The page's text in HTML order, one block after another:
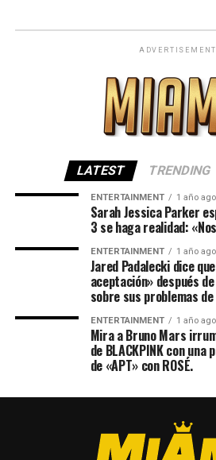
ADVERTISEMENT
LATEST TRENDING
ENTERTAINMENT 1 año ago
Sarah Jessica Parker
3 se haga realidad:
ENTERTAINMENT 1 año ago
Jared Padalecki dice
aceptación» después
sobre sus problemas
ENTERTAINMENT 1 año ago
Mira a Bruno Mars
de BLACKPINK con
de «APT» con ROSÉ.